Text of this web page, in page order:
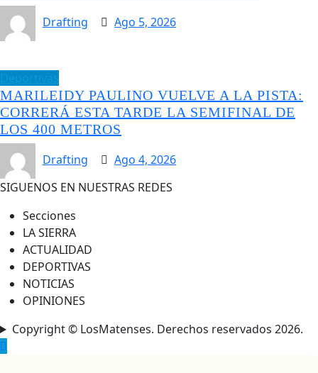
Drafting
Ago 5, 2026
MARILEIDY PAULINO VUELVE A LA PISTA:
CORRERÁ ESTA TARDE LA SEMIFINAL DE
LOS 400 METROS
Drafting
Ago 4, 2026
SIGUENOS EN NUESTRAS REDES
Secciones
LA SIERRA
ACTUALIDAD
DEPORTIVAS
NOTICIAS
OPINIONES
Copyright © LosMatenses. Derechos reservados 2026.